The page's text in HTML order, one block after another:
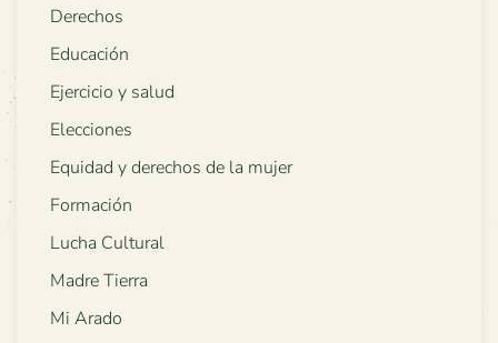
Derechos
Educación
Ejercicio y salud
Elecciones
Equidad y derechos de la mujer
Formación
Lucha Cultural
Madre Tierra
Mi Arado